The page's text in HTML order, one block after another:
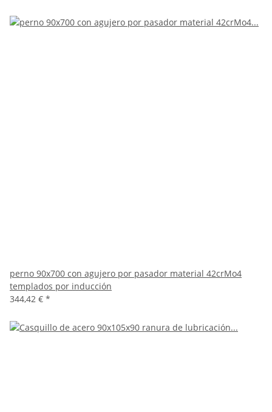
perno 90x700 con agujero por pasador material 42crMo4
templados por inducción
344,42 € *